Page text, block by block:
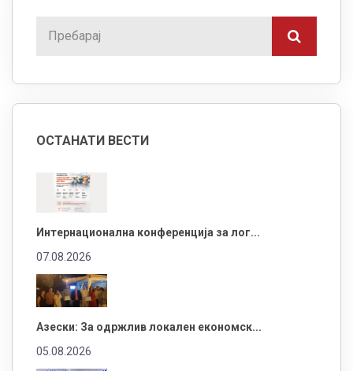
ОСТАНАТИ ВЕСТИ
Интернационална конференција за лог...
07.08.2026
Азески: За одржлив локален економск...
05.08.2026